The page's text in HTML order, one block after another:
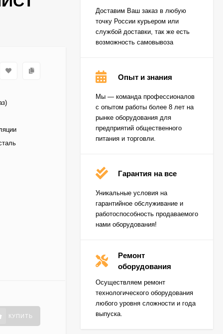
КУПИТЬ
Доставим Ваш заказ в любую
точку России курьером или
службой доставки, так же есть
возможность самовывоза
Опыт и знания
Мы — команда профессионалов
с опытом работы более 8 лет на
рынке оборудования для
предприятий общественного
питания и торговли.
Гарантия на все
Уникальные условия на
гарантийное обслуживание и
работоспособность продаваемого
нами оборудования!
Ремонт
оборудования
Осуществляем ремонт
технологического оборудования
любого уровня сложности и года
выпуска.
Шкаф шоковой
379 990₽